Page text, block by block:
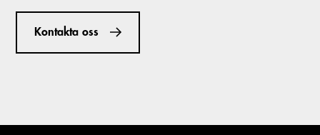
Kontakta oss